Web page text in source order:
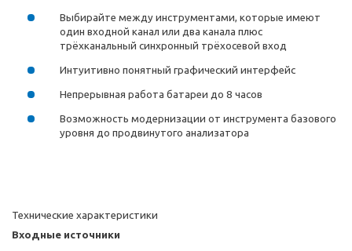
Выбирайте между инструментами, которые имеют
один входной канал или два канала плюс
трёхканальный синхронный трёхосевой вход
Интуитивно понятный графический интерфейс
Непрерывная работа батареи до 8 часов
Возможность модернизации от инструмента базового
уровня до продвинутого анализатора
Технические характеристики
Входные источники